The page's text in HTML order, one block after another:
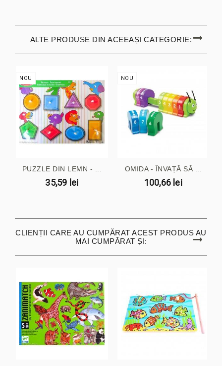
ALTE PRODUSE DIN ACEEAȘI CATEGORIE:
NOU
PUZZLE DIN LEMN - ...
35,59 lei
NOU
OMIDA - ÎNVAȚĂ SĂ ...
100,66 lei
CLIENȚII CARE AU CUMPĂRAT ACEST PRODUS AU
MAI CUMPĂRAT ȘI: